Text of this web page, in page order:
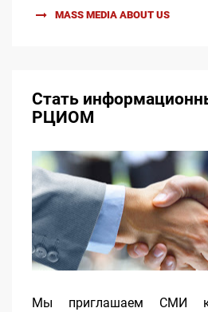
MASS MEDIA ABOUT US
Стать
РЦИОМ
Мы приглашаем СМИ к